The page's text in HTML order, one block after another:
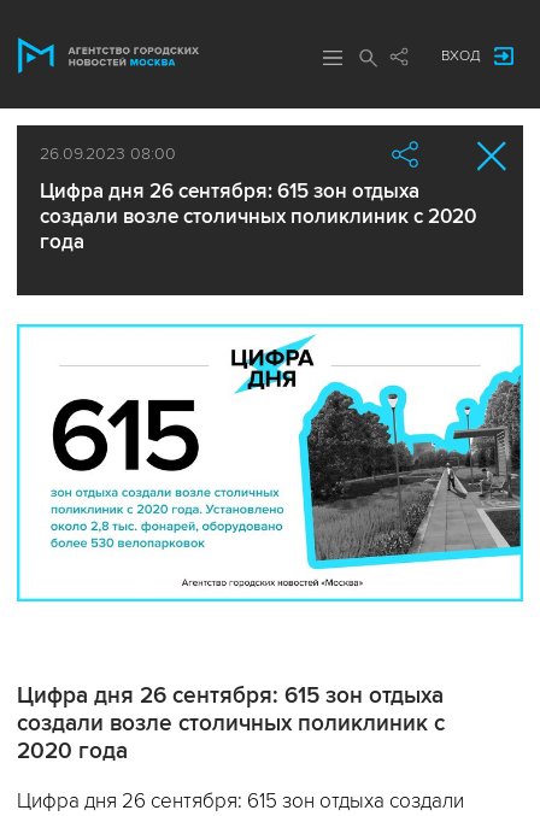
ВХОД
26.09.2023 08:00
Цифра дня 26 сентября: 615 зон отдыха
создали возле столичных поликлиник с 2020
года
Цифра дня 26 сентября: 615 зон отдыха
создали возле столичных поликлиник с
2020 года
Цифра дня 26 сентября: 615 зон отдыха создали